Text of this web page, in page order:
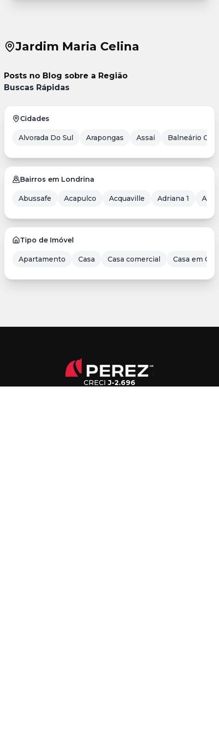
Jardim Maria Celina
Posts no Blog sobre a Região
Buscas Rápidas
Cidades
Alvorada Do Sul Arapongas Assaí Balneário
Bairros em Londrina
Abussafe Acapulco Acquaville Adriana 1
Tipo de Imóvel
Apartamento Casa Casa comercial Casa em
CRECIJ-2.696